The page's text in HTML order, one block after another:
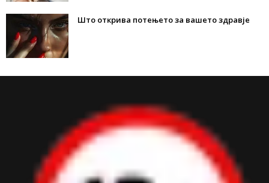
Што открива потењето за вашето здравје